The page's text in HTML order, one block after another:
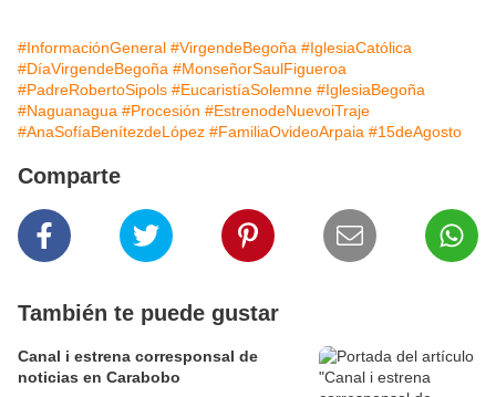
#InformaciónGeneral #VirgendeBegoña #IglesiaCatólica
#DíaVirgendeBegoña #MonseñorSaulFigueroa
#PadreRobertoSipols #EucaristíaSolemne #IglesiaBegoña
#Naguanagua #Procesión #EstrenodeNuevoiTraje
#AnaSofíaBenítezdeLópez #FamiliaOvideoArpaia #15deAgosto
Comparte
También te puede gustar
Canal i estrena corresponsal de
noticias en Carabobo